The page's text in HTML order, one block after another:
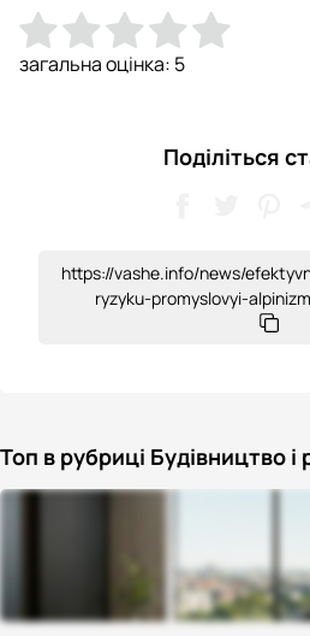
загальна оцінка: 5
Поділіться
https://vashe.info/news/
ryzyku-promyslovyi-
Топ в рубриці Будівництво і